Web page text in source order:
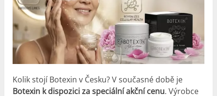
Kolik stojí Botexin v Česku? V současné době je
Botexin k dispozici za speciální akční cenu. Výrobce